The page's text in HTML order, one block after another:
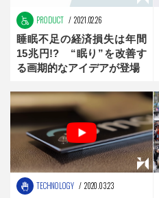
PRODUCT 2021.02.26
睡眠不足の経済損失は年間
15兆円!? “眠り”を改善す
る画期的なアイデアが登場
TECHNOLOGY 2020.03.23